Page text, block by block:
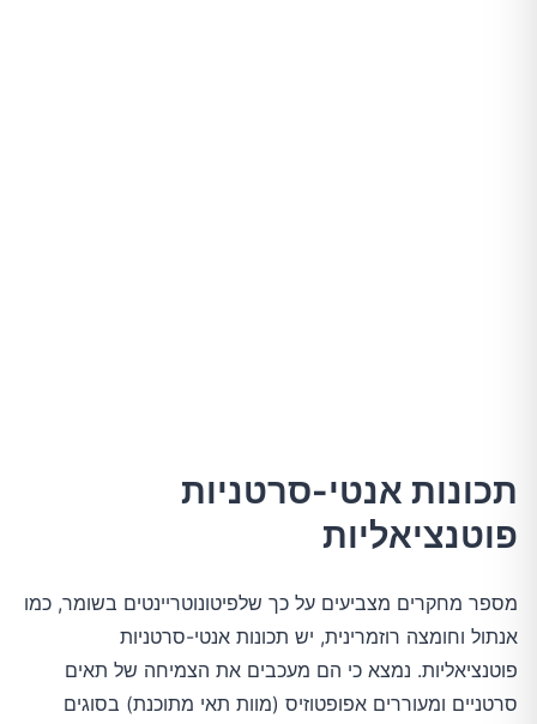
תכונות אנטי-סרטניות
פוטנציאליות
מספר מחקרים מצביעים על כך שלפיטונוטריינטים בשומר, כמו
אנתול וחומצה רוזמרינית, יש תכונות אנטי-סרטניות
פוטנציאליות. נמצא כי הם מעכבים את הצמיחה של תאים
סרטניים ומעוררים אפופטוזיס (מוות תאי מתוכנת) בסוגים